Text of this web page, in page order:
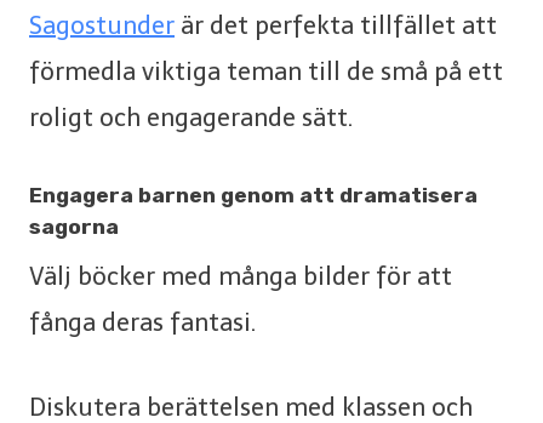
Sagostunder är det perfekta tillfället att
förmedla viktiga teman till de små på ett
roligt och engagerande sätt.
Engagera barnen genom att dramatisera
sagorna
Välj böcker med många bilder för att
fånga deras fantasi.
Diskutera berättelsen med klassen och